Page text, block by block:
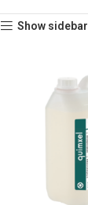
Show sidebar